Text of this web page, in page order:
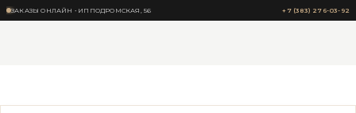
ЗАКАЗЫ ОНЛАЙН • ИППОДРОМСКАЯ, 56 +7 (383) 276-03-92